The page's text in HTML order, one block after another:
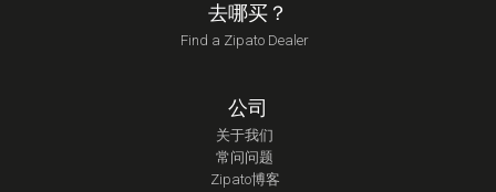
去哪买？
Find a Zipato Dealer
公司
关于我们
常问问题
Zipato博客